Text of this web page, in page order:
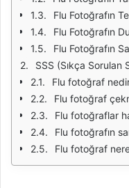
Flu Fotoğrafın
Flu Fotoğrafın
Flu Fotoğrafın
SSS (Sıkça Sorulan
Flu fotoğraf
Flu fotoğraf
Flu fotoğraflar
Flu fotoğrafın
Flu fotoğraf